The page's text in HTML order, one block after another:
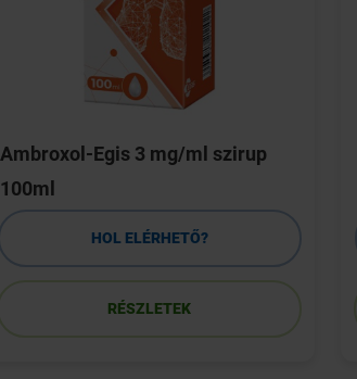
Ambroxol-Egis 3 mg/ml szirup
100ml
HOL ELÉRHETŐ?
RÉSZLETEK